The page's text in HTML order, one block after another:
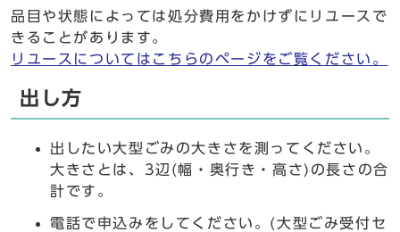
品目や状態によっては処分費用をかけずにリユースで
きることがあります。
リユースについてはこちらのページをご覧ください。
出し方
出したい大型ごみの大きさを測ってください。
大きさとは、3辺(幅・奥行き・高さ)の長さの合
計です。
電話で申込みをしてください。(大型ごみ受付セ